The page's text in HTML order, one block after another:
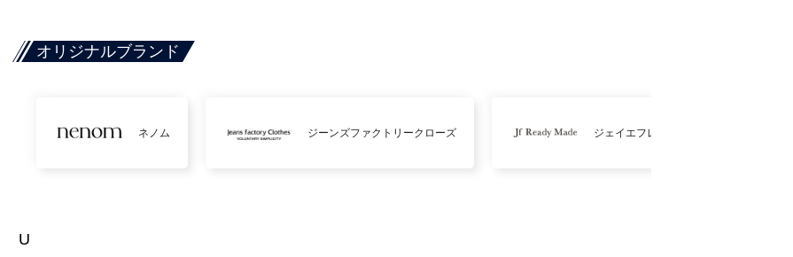
オリジナルブランド
ネノム ジーンズファクトリークローズ ジェイエフレディメイド
U